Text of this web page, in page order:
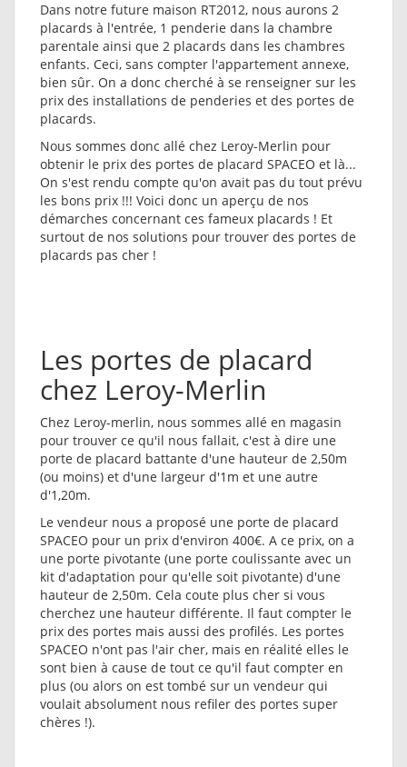
Dans notre future maison RT2012, nous aurons 2
placards à l'entrée, 1 penderie dans la chambre
parentale ainsi que 2 placards dans les chambres
enfants. Ceci, sans compter l'appartement annexe,
bien sûr. On a donc cherché à se renseigner sur les
prix des installations de penderies et des portes de
placards.
Nous sommes donc allé chez Leroy-Merlin pour
obtenir le prix des portes de placard SPACEO et là...
On s'est rendu compte qu'on avait pas du tout prévu
les bons prix !!! Voici donc un aperçu de nos
démarches concernant ces fameux placards ! Et
surtout de nos solutions pour trouver des portes de
placards pas cher !
Les portes de placard
chez Leroy-Merlin
Chez Leroy-merlin, nous sommes allé en magasin
pour trouver ce qu'il nous fallait, c'est à dire une
porte de placard battante d'une hauteur de 2,50m
(ou moins) et d'une largeur d'1m et une autre
d'1,20m.
Le vendeur nous a proposé une porte de placard
SPACEO pour un prix d'environ 400€. A ce prix, on a
une porte pivotante (une porte coulissante avec un
kit d'adaptation pour qu'elle soit pivotante) d'une
hauteur de 2,50m. Cela coute plus cher si vous
cherchez une hauteur différente. Il faut compter le
prix des portes mais aussi des profilés. Les portes
SPACEO n'ont pas l'air cher, mais en réalité elles le
sont bien à cause de tout ce qu'il faut compter en
plus (ou alors on est tombé sur un vendeur qui
voulait absolument nous refiler des portes super
chères !).